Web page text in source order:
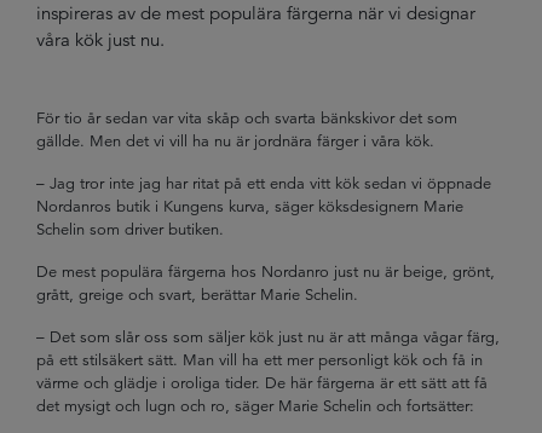
inspireras av de mest populära färgerna när vi designar
våra kök just nu.
För tio år sedan var vita skåp och svarta bänkskivor det som
gällde. Men det vi vill ha nu är jordnära färger i våra kök.
– Jag tror inte jag har ritat på ett enda vitt kök sedan vi öppnade
Nordanros butik i Kungens kurva, säger köksdesignern Marie
Schelin som driver butiken.
De mest populära färgerna hos Nordanro just nu är beige, grönt,
grått, greige och svart, berättar Marie Schelin.
– Det som slår oss som säljer kök just nu är att många vågar färg,
på ett stilsäkert sätt. Man vill ha ett mer personligt kök och få in
värme och glädje i oroliga tider. De här färgerna är ett sätt att få
det mysigt och lugn och ro, säger Marie Schelin och fortsätter: